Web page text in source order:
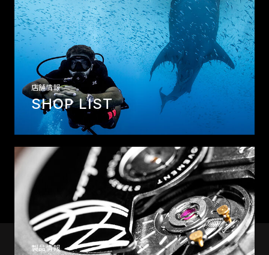
店舗情報
SHOP LIST
製品情報